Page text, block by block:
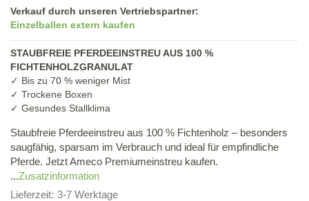
Verkauf durch unseren Vertriebspartner:
Einzelballen extern kaufen
STAUBFREIE PFERDEEINSTREU AUS 100 %
FICHTENHOLZGRANULAT
✓ Bis zu 70 % weniger Mist
✓ Trockene Boxen
✓ Gesundes Stallklima
Staubfreie Pferdeeinstreu aus 100 % Fichtenholz – besonders
saugfähig, sparsam im Verbrauch und ideal für empfindliche
Pferde. Jetzt Ameco Premiumeinstreu kaufen.
...Zusatzinformation
Lieferzeit: 3-7 Werktage